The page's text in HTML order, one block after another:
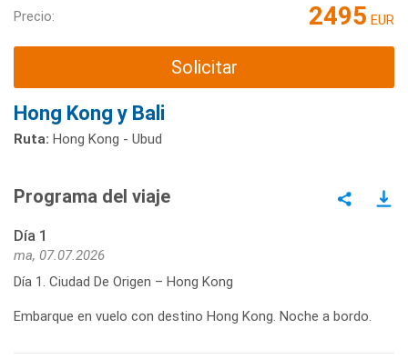
Precio: 2495 EUR
Solicitar
Hong Kong y Bali
Ruta: Hong Kong - Ubud
Programa del viaje
Día 1
ma, 07.07.2026
Día 1. Ciudad De Origen – Hong Kong
Embarque en vuelo con destino Hong Kong. Noche a bordo.